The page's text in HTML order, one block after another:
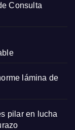
Consulta
lámina de
pilar en lucha